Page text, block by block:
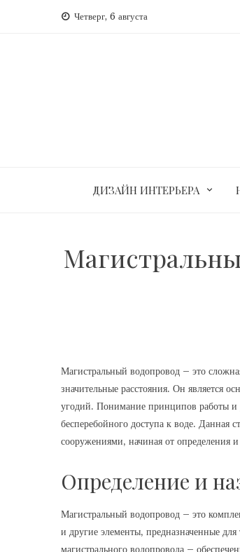
Четверг, 6 августа
ДИЗАЙН ИНТЕРЬЕРА
Магистральный водопровод – это
значительные расстояния. Он является
угодий. Понимание принципов работы и
бесперебойного доступа к воде. Данная
сооружениями‚ начиная от определения
Определение и
Магистральный водопровод – это
и другие элементы‚ предназначенные
магистрального водопровода –